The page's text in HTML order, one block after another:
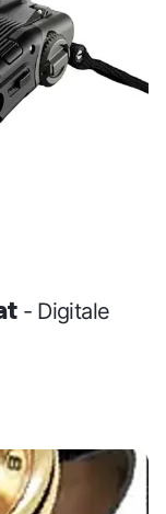
- Digitale